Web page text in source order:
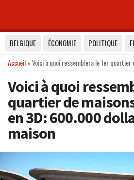
BELGIQUE ÉCONOMIE POLITIQUE
Accueil»Voici à quoi ressemblera le 1er
Voici à quoi
quartier de
en 3D: 600.000
maison